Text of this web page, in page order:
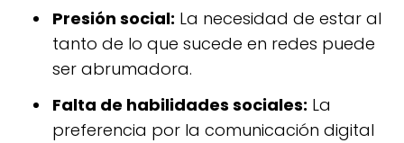
Presión social: La necesidad de estar al
tanto de lo que sucede en redes puede
ser abrumadora.
Falta de habilidades sociales: La
preferencia por la comunicación digital